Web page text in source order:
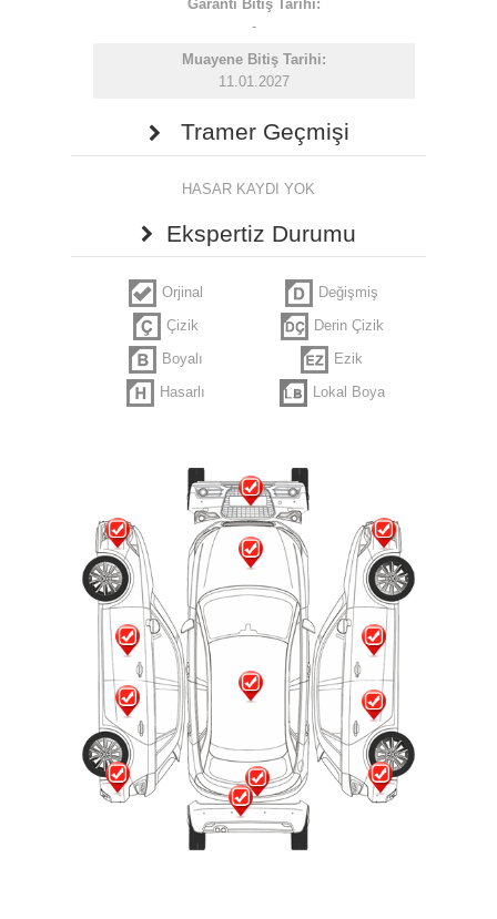
Garanti Bitiş Tarihi:
-
Muayene Bitiş Tarihi:
11.01.2027
Tramer Geçmişi
HASAR KAYDI YOK
Ekspertiz Durumu
Orjinal
Değişmiş
Çizik
Derin Çizik
Boyalı
Ezik
Hasarlı
Lokal Boya